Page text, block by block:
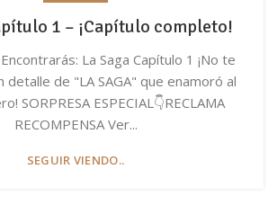
1 – ¡Capítulo completo!
La Saga Capítulo 1 ¡No te
detalle de "LA SAGA" que enamoró al
SORPRESA ESPECIAL👇RECLAMA
RECOMPENSA Ver...
SEGUIR VIENDO..